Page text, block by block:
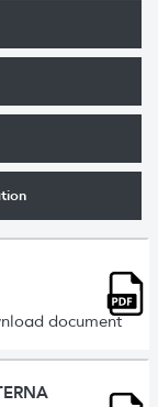
document